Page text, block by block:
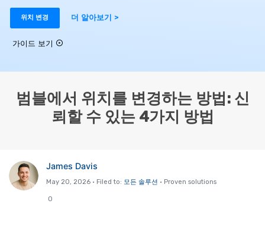
도움말 센터
더 보기
사용 방법은 무엇입니까?
다운로드 센터
리소스 허브
사용 가이드
🔓️온라인 잠금 해제
iOS26 다운그레이드
위치 변경 더 알아보기 >
가이드 보기
범블에서 위치를 변경하는 방법: 신
뢰할 수 있는 4가지 방법
James Davis
May 20, 2026 • Filed to: 모든 솔루션 • Proven solutions
0